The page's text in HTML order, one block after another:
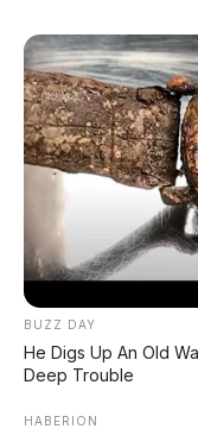
✨ PROMO SPESIAL
Kredit Bunga 1,2%
Tanpa biaya administrasi
✅ Cukup modal KTP doang!
BUZZ DAY
He Digs Up An Old
Deep Trouble
HABERION